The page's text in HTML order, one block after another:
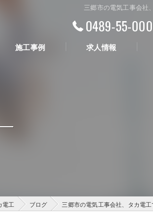
三郷市の電気工事会社
0489-55-
施工事例 求人情報
電工 ブログ 三郷市の電気工事会社、タカ電